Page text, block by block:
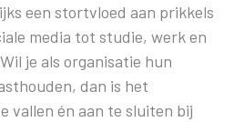
een stortvloed aan prikkels
media tot studie, werk en
je als organisatie hun
dan is het
vallen én aan te sluiten bij